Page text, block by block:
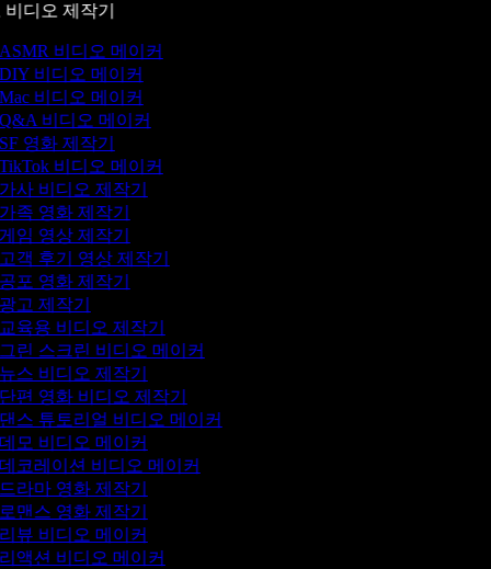
디오 제작기
비디오 메이커
비디오 메이커
비디오 메이커
비디오 메이커
영화 제작기
비디오 메이커
사 비디오 제작기
족 영화 제작기
임 영상 제작기
객 후기 영상 제작기
포 영화 제작기
고 제작기
육용 비디오 제작기
린 스크린 비디오 메이커
스 비디오 제작기
편 영화 비디오 제작기
스 튜토리얼 비디오 메이커
모 비디오 메이커
코레이션 비디오 메이커
라마 영화 제작기
맨스 영화 제작기
뷰 비디오 메이커
액션 비디오 메이커